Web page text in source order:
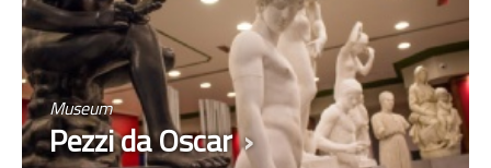
Museum
Pezzi da Oscar